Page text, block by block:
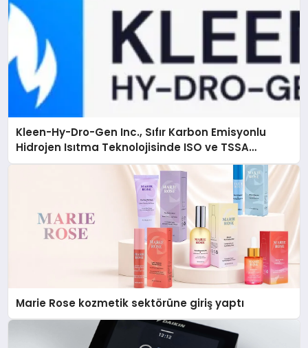
Kleen-Hy-Dro-Gen Inc., Sıfır Karbon Emisyonlu
Hidrojen Isıtma Teknolojisinde ISO ve TSSA
Düzenleyici Onaylarını Aldı
Marie Rose kozmetik sektörüne giriş yaptı